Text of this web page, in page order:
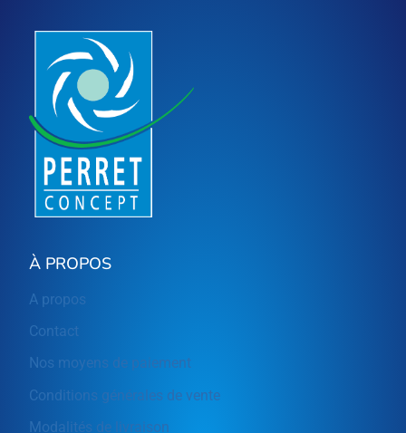
À PROPOS
A propos
Contact
Nos moyens de paiement
Conditions générales de vente
Modalités de livraison